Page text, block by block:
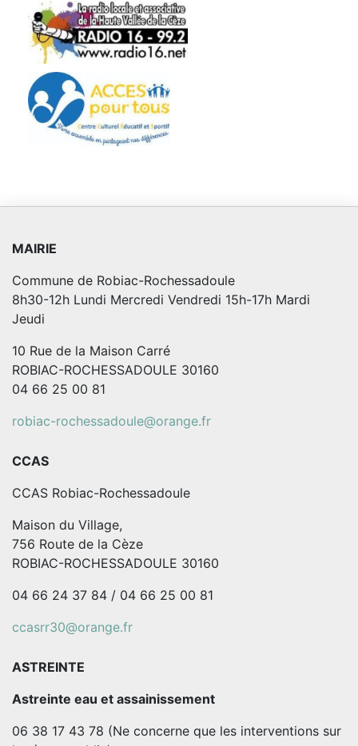
MAIRIE
Commune de Robiac-Rochessadoule
8h30-12h Lundi Mercredi Vendredi 15h-17h Mardi
Jeudi
10 Rue de la Maison Carré
ROBIAC-ROCHESSADOULE 30160
04 66 25 00 81
robiac-rochessadoule@orange.fr
CCAS
CCAS Robiac-Rochessadoule
Maison du Village,
756 Route de la Cèze
ROBIAC-ROCHESSADOULE 30160
04 66 24 37 84 / 04 66 25 00 81
ccasrr30@orange.fr
ASTREINTE
Astreinte eau et assainissement
06 38 17 43 78 (Ne concerne que les interventions sur